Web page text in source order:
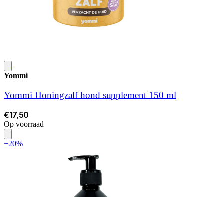
Yommi
Yommi Honingzalf hond supplement 150 ml
€17,50
Op voorraad
−20%